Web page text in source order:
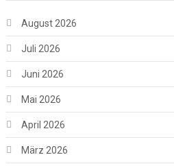
August 2026
Juli 2026
Juni 2026
Mai 2026
April 2026
März 2026